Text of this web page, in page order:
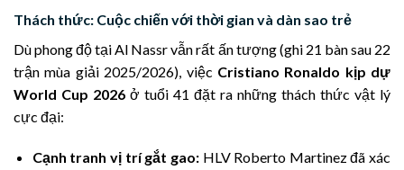
Thách thức: Cuộc chiến với thời gian và dàn sao trẻ
Dù phong độ tại Al Nassr vẫn rất ấn tượng (ghi 21 bàn sau 22
trận mùa giải 2025/2026), việc Cristiano Ronaldo kịp dự
World Cup 2026 ở tuổi 41 đặt ra những thách thức vật lý
cực đại:
Cạnh tranh vị trí gắt gao:HLV Roberto Martinez đã xác